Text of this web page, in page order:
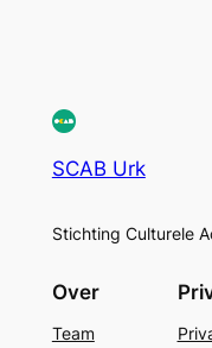
SCAB Urk
Stichting Culturele
Over
Team